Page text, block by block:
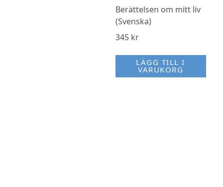
Berättelsen om mitt liv
(Svenska)
345 kr
LÄGG TILL I
VARUKORG